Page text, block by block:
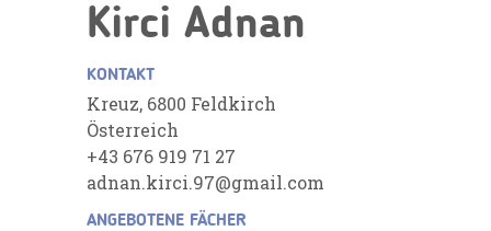
Kirci Adnan
KONTAKT
Kreuz, 6800 Feldkirch
Österreich
+43 676 919 71 27
adnan.kirci.97@gmail.com
ANGEBOTENE FÄCHER